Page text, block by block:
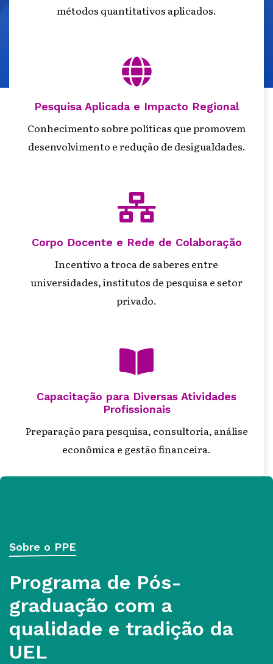
métodos quantitativos aplicados.
fas
globe
Pesquisa Aplicada e Impacto Regional
Conhecimento sobre políticas que promovem
desenvolvimento e redução de desigualdades.
network-
Corpo Docente e Rede de Colaboração
Incentivo a troca de saberes entre
universidades, institutos de pesquisa e setor
privado.
fas
fa-
book-
open
Capacitação para Diversas Atividades
Profissionais
Preparação para pesquisa, consultoria, análise
econômica e gestão financeira.
Sobre o PPE
Programa de Pós-
graduação com a
qualidade e tradição da
UEL